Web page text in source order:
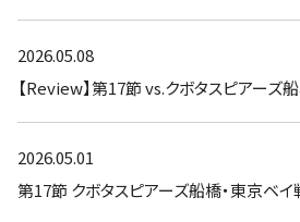
2026.05.08
【Review】第17節 vs.クボタスピアーズ
2026.05.01
第17節 クボタスピアーズ船橋・東京ベ